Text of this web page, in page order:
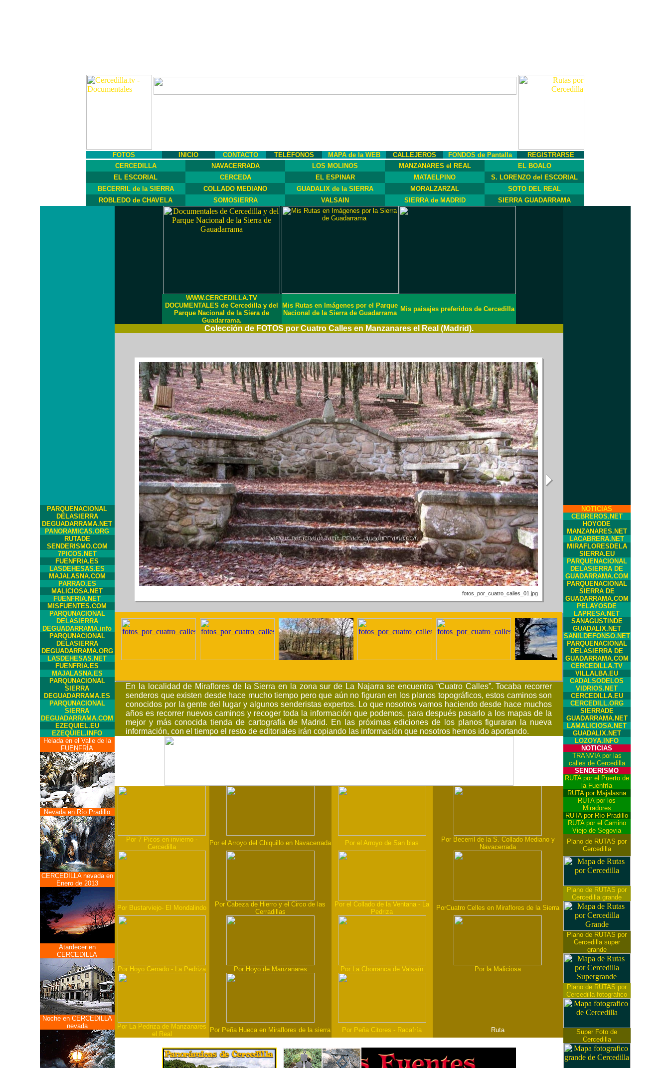
FOTOS INICIO CONTACTO TELÉFONOS MAPA de la WEB CALLEJEROS FONDOS de Pantalla
REGISTRARSE
CERCEDILLA
NAVACERRADA LOS MOLINOS MANZANARES el REAL
EL BOALO
EL ESCORIAL
CERCEDA EL ESPINAR MATAELPINO
S. LORENZO del ESCORIAL
BECERRIL de la SIERRA
COLLADO MEDIANO GUADALIX de la SIERRA MORALZARZAL
SOTO DEL REAL
ROBLEDO de CHAVELA
SOMOSIERRA VALSAIN SIERRA de MADRID SIERRA GUADARRAMA
PARQUENACIONAL
DELASIERRA
DEGUADARRAMA.NET
PANORAMICAS.ORG
RUTADE
SENDERISMO.COM
7PICOS.NET
FUENFRIA.ES
LASDEHESAS.ES
MAJALASNA.COM
PARRAO.ES
MALICIOSA.NET
FUENFRIA.NET
MISFUENTES.COM
PARQUNACIONAL
DELASIERRA
DEGUADARRAMA.info
PARQUNACIONAL
DELASIERRA
DEGUADARRAMA.ORG
LASDEHESAS.NET
FUENFRIA.ES
MAJALASNA.ES
PARQUNACIONAL
SIERRA
DEGUADARRAMA.ES
PARQUNACIONAL
SIERRA
DEGUADARRAMA.COM
EZEQUIEL.EU
EZEQUIEL.INFO
Helada en el Valle de la
FUENFRÍA
Nevada en Río Pradillo
CERCEDILLA nevada en
Enero de 2013
Atardecer en
CERCEDILLA
Noche en CERCEDILLA
nevada
WWW.CERCEDILLA.TV
DOCUMENTALES de Cercedilla y del
Parque Nacional de la Siera de
Guadarrama.
Mis Rutas en Imágenes por el Parque
Nacional de la Sierra de Guadarrama
Mis paisajes preferidos de Cercedilla
Colección de FOTOS por Cuatro Calles en Manzanares el Real (Madrid).
En la localidad de Miraflores de la Sierra en la zona sur de La Najarra se encuentra “Cuatro Calles”. Tocaba recorrer
senderos que existen desde hace mucho tiempo pero que aún no figuran en los planos topográficos, estos caminos son
conocidos por la gente del lugar y algunos senderistas expertos. Lo que nosotros vamos haciendo desde hace muchos
años es recorrer nuevos caminos y recoger toda la información que podemos, para después pasarlo a los mapas de la
mejor y más conocida tienda de cartografía de Madrid. En las próximas ediciones de los planos figuraran la nueva
información, con el tiempo el resto de editoriales irán copiando las información que nosotros hemos ido aportando.
Por 7 Picos en invierno -
Cercedilla
Por el Arroyo del Chiquillo en Navacerrada Por el Arroyo de San blas
Por Becerril de la S. Collado Mediano y
Navacerrada
Por Bustarviejo- El Mondalindo
Por Cabeza de Hierro y el Circo de las
Cerradillas
Por el Collado de la Ventana - La
Pedriza
PorCuatro Celles en Miraflores de la Sierra
Por Hoyo Cerrado - La Pedriza Por Hoyo de Manzanares Por La Chorranca de Valsaín Por la Maliciosa
Por La Pedriza de Manzanares
el Real
Por Peña Hueca en Miraflores de la sierra Por Peña Citores - Racafría Ruta
NOTICIAS
CEBREROS.NET
HOYODE
MANZANARES.NET
LACABRERA.NET
MIRAFLORESDELA
SIERRA.EU
PARQUENACIONAL
DELASIERRA DE
GUADARRAMA.COM
PARQUENACIONAL
SIERRA DE
GUADARRAMA.COM
PELAYOSDE
LAPRESA.NET
SANAGUSTINDE
GUADALIX.NET
SANILDEFONSO.NET
PARQUENACIONAL
DELASIERRA DE
GUADARRAMA.COM
CERCEDILLA.TV
VILLALBA.EU
CADALSODELOS
VIDRIOS.NET
CERCEDILLA.EU
CERCEDILL.ORG
SIERRADE
GUADARRAMA.NET
LAMALICIOSA.NET
GUADALIX.NET
LOZOYA.INFO
NOTICIAS
TRANVIA por las
calles de Cercedilla
SENDERISMO
RUTA por el Puerto de
la Fuenfría
RUTA por Majalasna
RUTA por los
Miradores
RUTA por Río Pradillo
RUTA por el Camino
Viejo de Segovia
Plano de RUTAS por
Cercedilla
Plano de RUTAS por
Cercedilla grande
Plano de RUTAS por
Cercedilla super
grande
Plano de RUTAS por
Cercedilla fotográfico
Super Foto de
Cercedilla